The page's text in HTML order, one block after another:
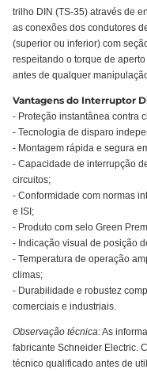
trilho DIN (TS-35) através de
as conexões dos condutores
(superior ou inferior) com
respeitando o torque de
antes de qualquer
Vantagens do Interruptor
- Proteção instantânea contra
- Tecnologia de disparo
- Montagem rápida e segura
- Capacidade de interrupção
circuitos;
- Conformidade com normas
e ISI;
- Produto com selo Green
- Indicação visual de posição
- Temperatura de operação
climas;
- Durabilidade e robustez
comerciais e industriais.
Observação técnica:As
fabricante Schneider Electric.
técnico qualificado antes de